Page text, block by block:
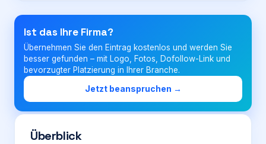
Login
Firma eintragen
Ist das Ihre Firma?
Übernehmen Sie den Eintrag kostenlos und werden Sie
besser gefunden – mit Logo, Fotos, Dofollow-Link und
bevorzugter Platzierung in Ihrer Branche.
Jetzt beanspruchen →
Überblick